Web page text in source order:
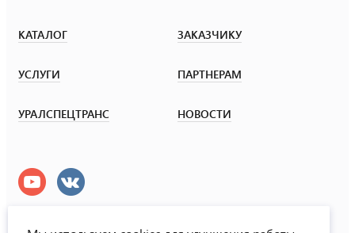
КАТАЛОГ ЗАКАЗЧИКУ
УСЛУГИ ПАРТНЕРАМ
УРАЛСПЕЦТРАНС НОВОСТИ